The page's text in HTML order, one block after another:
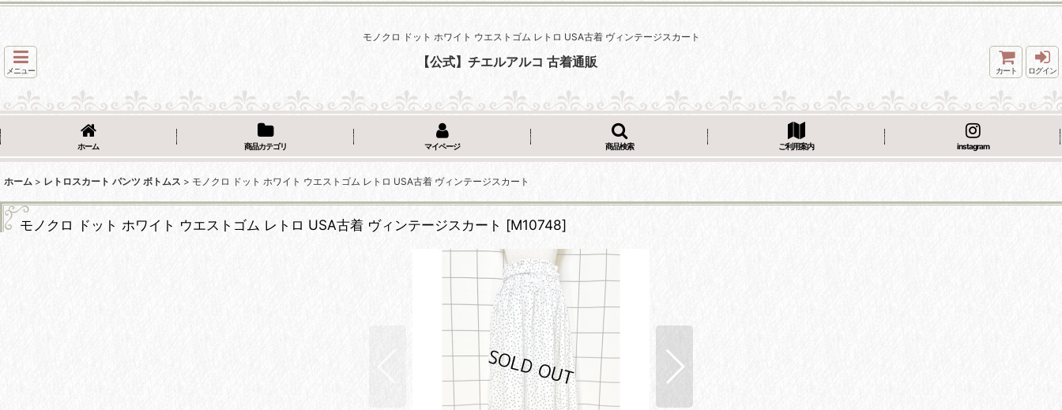
モノクロ ドット ホワイト ウエストゴム レトロ USA古着 ヴィンテージスカート
メニュー
【公式】チエルアルコ 古着通販
カート ログイン
ホーム 商品カテゴリ マイページ 商品検索 ご利用案内 instagram
ホーム > レトロスカート パンツ ボトムス > モノクロ ドット ホワイト ウエストゴム レトロ USA古着 ヴィンテージスカート
モノクロ ドット ホワイト ウエストゴム レトロ USA古着 ヴィンテージスカート [M10748]